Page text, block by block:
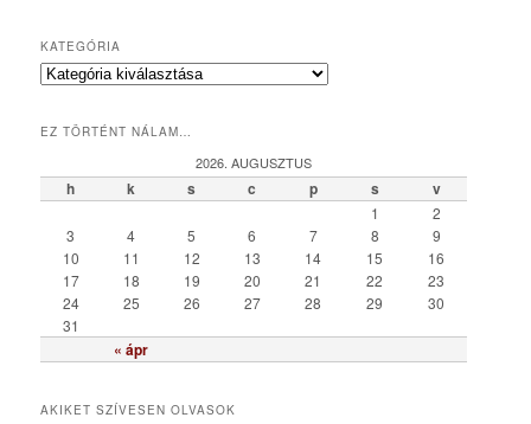
KATEGÓRIA
K
e
r
EZ TÖRTÉNT NÁLAM…
2026. AUGUSZTUS
h k s c p s v
« ápr
1
2
3
4 5 6 7 8
9
10
11 12 13 14 15
16
17
18 19 20 21 22
23
24
25 26 27 28 29
30
31
AKIKET SZÍVESEN OLVASOK